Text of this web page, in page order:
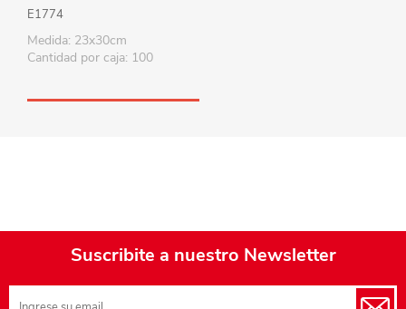
E1774
Medida: 23x30cm
Cantidad por caja: 100
Suscribite a nuestro Newsletter